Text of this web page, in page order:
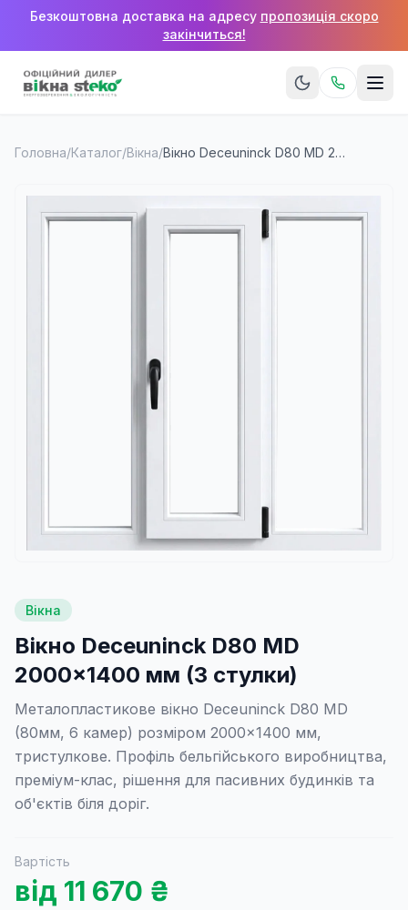
Безкоштовна доставка на адресу пропозиція скоро
закінчиться!
Головна/Каталог/Вікна/ Вікно Deceuninck D80 MD 2000×1400 мм (3 стулки)
Вікна
Вікно Deceuninck D80 MD
2000×1400 мм (3 стулки)
Металопластикове вікно Deceuninck D80 MD
(80мм, 6 камер) розміром 2000×1400 мм,
тристулкове. Профіль бельгійського виробництва,
преміум-клас, рішення для пасивних будинків та
об'єктів біля доріг.
Вартість
від 11 670 ₴